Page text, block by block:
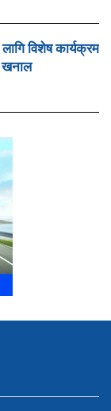
विशेष कार्यक्रम
खनाल